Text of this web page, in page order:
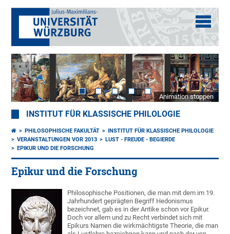
Animation stoppen
INSTITUT FÜR KLASSISCHE PHILOLOGIE
PHILOSOPHISCHE FAKULTÄT
INSTITUT FÜR KLASSISCHE PHILOLOGIE
VERANSTALTUNGEN VOR 2013
LUST - FREUDE - BEGIERDE
EPIKUR UND DIE FORSCHUNG
Epikur und die Forschung
Philosophische Positionen, die man mit dem im 19.
Jahrhundert geprägten Begriff Hedonismus
bezeichnet, gab es in der Antike schon vor Epikur.
Doch vor allem und zu Recht verbindet sich mit
Epikurs Namen die wirkmächtigste Theorie, die man